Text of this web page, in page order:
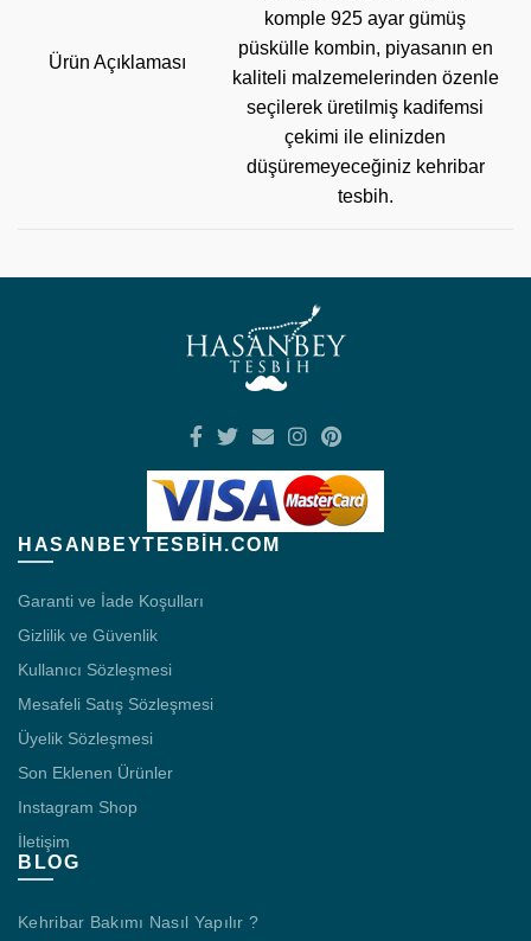
Ürün Açıklaması
komple 925 ayar gümüş
püskülle kombin, piyasanın en
kaliteli malzemelerinden özenle
seçilerek üretilmiş kadifemsi
çekimi ile elinizden
düşüremeyeceğiniz kehribar
tesbih.
HASANBEYTESBIH.COM
Garanti ve İade Koşulları
Gizlilik ve Güvenlik
Kullanıcı Sözleşmesi
Mesafeli Satış Sözleşmesi
Üyelik Sözleşmesi
Son Eklenen Ürünler
Instagram Shop
İletişim
BLOG
Kehribar Bakımı Nasıl Yapılır ?